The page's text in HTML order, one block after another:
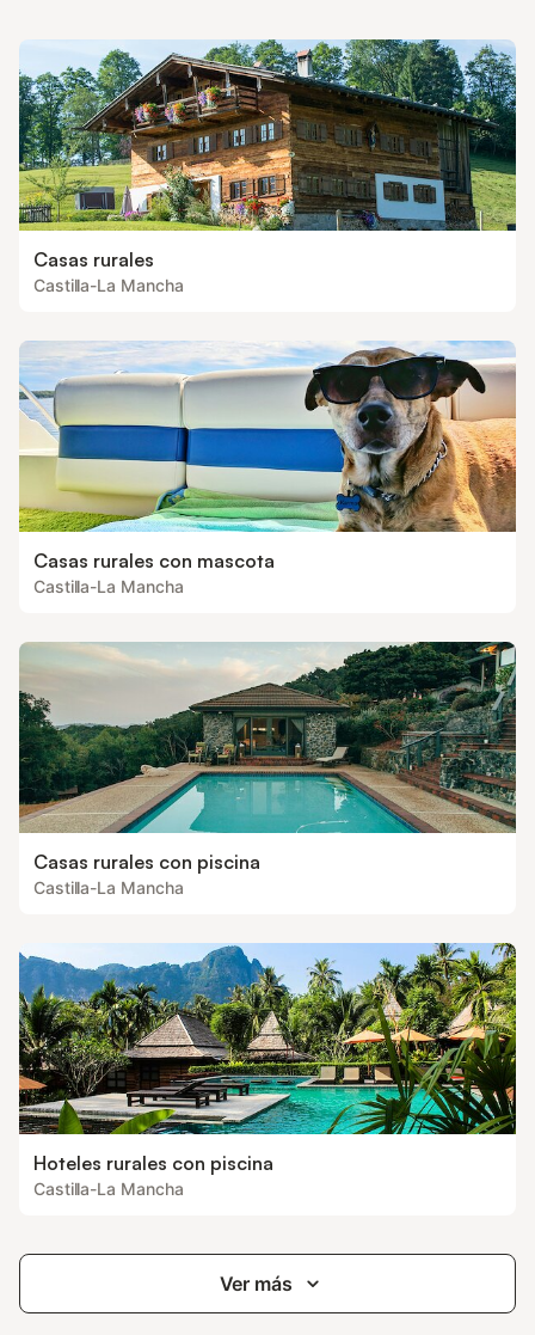
Casas rurales
Castilla-La Mancha
Casas rurales con mascota
Castilla-La Mancha
Casas rurales con piscina
Castilla-La Mancha
Hoteles rurales con piscina
Castilla-La Mancha
Ver más